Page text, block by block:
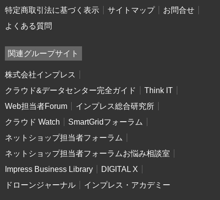
特定商取引法に基づく表示
サイトマップ
お問合せ
よくある質問
関連グループサイト
株式会社インプレス
クラウド&データセンター完全ガイド
Think IT
Web担当者Forum
インプレス総合研究所
クラウド Watch
SmartGridフォーラム
ネットショップ担当者フォーラム
ネットショップ担当者フォーラムお悩み相談室
Impress Business Library
DIGITAL X
ドローンジャーナル
インプレス・アカデミー